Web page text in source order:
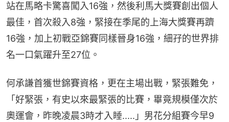
站在馬略卡驚喜闖入16強，然後利馬大獎賽創出個人
最佳，首次殺入8強，緊接在季尾的上海大獎賽再躋
16強，加上初戰亞錦賽同樣晉身16強，細孖的世界排
名一口氣躍升至27位。
何承謙首獲世錦賽資格，更在主場出戰，緊張難免，
「好緊張，有史以來最緊張的比賽，畢竟規模僅次於
奧運會，昨晚凌晨3時才入睡.....」男花分組賽今早9